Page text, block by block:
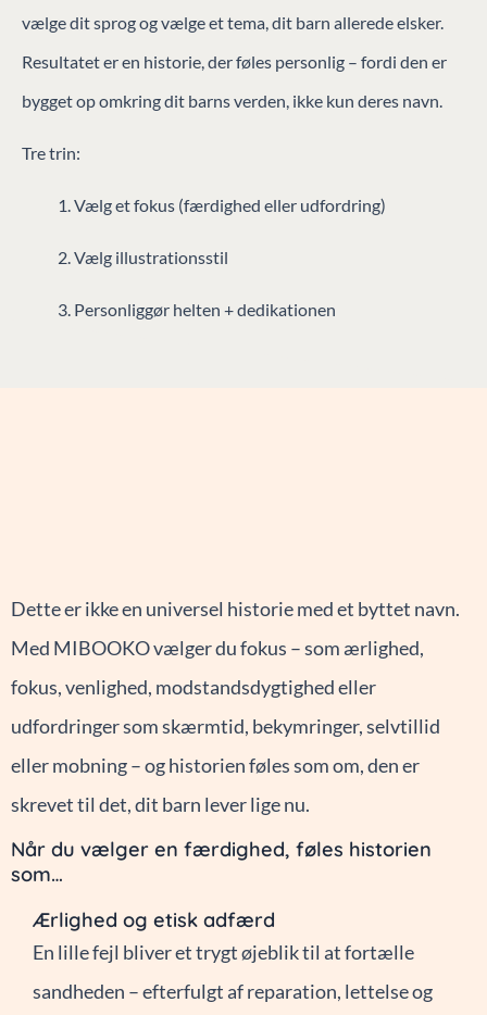
vælge dit sprog og vælge et tema, dit barn allerede elsker.
Resultatet er en historie, der føles personlig – fordi den er
bygget op omkring dit barns verden, ikke kun deres navn.
Tre trin:
Vælg et fokus (færdighed eller udfordring)
Vælg illustrationsstil
Personliggør helten + dedikationen
Dette er ikke en universel historie med et byttet navn.
Med MIBOOKO vælger du fokus – som ærlighed,
fokus, venlighed, modstandsdygtighed eller
udfordringer som skærmtid, bekymringer, selvtillid
eller mobning – og historien føles som om, den er
skrevet til det, dit barn lever lige nu.
Når du vælger en færdighed, føles historien
som…
Ærlighed og etisk adfærd
En lille fejl bliver et trygt øjeblik til at fortælle
sandheden – efterfulgt af reparation, lettelse og